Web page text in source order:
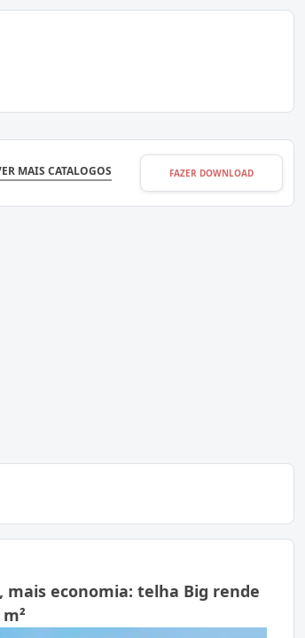
MAIS CATALOGOS FAZER DOWNLOAD
mais economia: telha Big rende